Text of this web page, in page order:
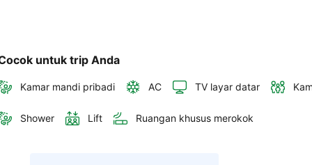
untuk trip Anda
Kamar mandi pribadi AC TV layar datar
Shower Lift Ruangan khusus merokok